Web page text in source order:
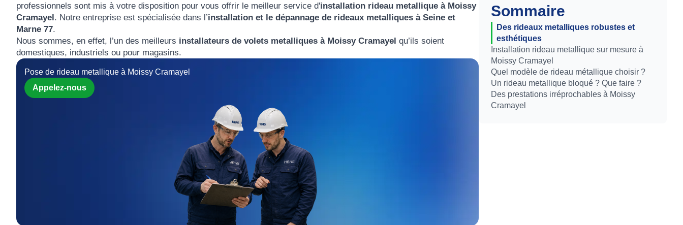
Sommaire
Des rideaux metalliques robustes et
esthétiques
Installation rideau metallique sur mesure à
Moissy Cramayel
Quel modèle de rideau métallique choisir ?
Un rideau metallique bloqué ? Que faire ?
Des prestations irréprochables à Moissy
Cramayel
professionnels sont mis à votre disposition pour vous offrir le meilleur service d'installation rideau metallique à Moissy
Cramayel. Notre entreprise est spécialisée dans l’installation et le dépannage de rideaux metalliques à Seine et
Marne 77.
Nous sommes, en effet, l’un des meilleurs installateurs de volets metalliques à Moissy Cramayel qu’ils soient
domestiques, industriels ou pour magasins.
Pose de rideau metallique à Moissy Cramayel
Appelez-nous